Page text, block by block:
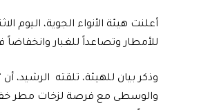
أعلنت هيئة الأنواء الجوية،
للأمطار وتصاعداً للغبار وانخفاضاً
وذكر بيان للهيئة، تلقته الرشيد،
والوسطى مع فرصة لزخات مطر